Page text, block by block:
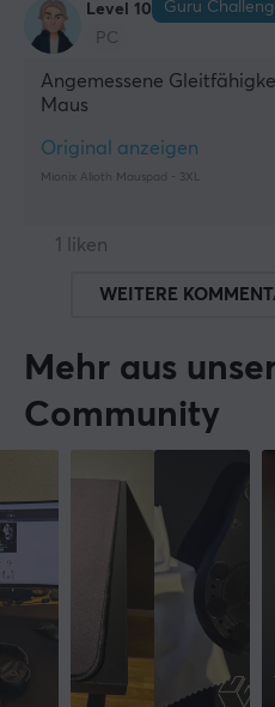
Level 10
Guru
PC
Angemessene
Maus
Original anzeigen
Mionix Alioth Mauspad - 3XL
1 liken
WEITERE
Mehr aus
Community